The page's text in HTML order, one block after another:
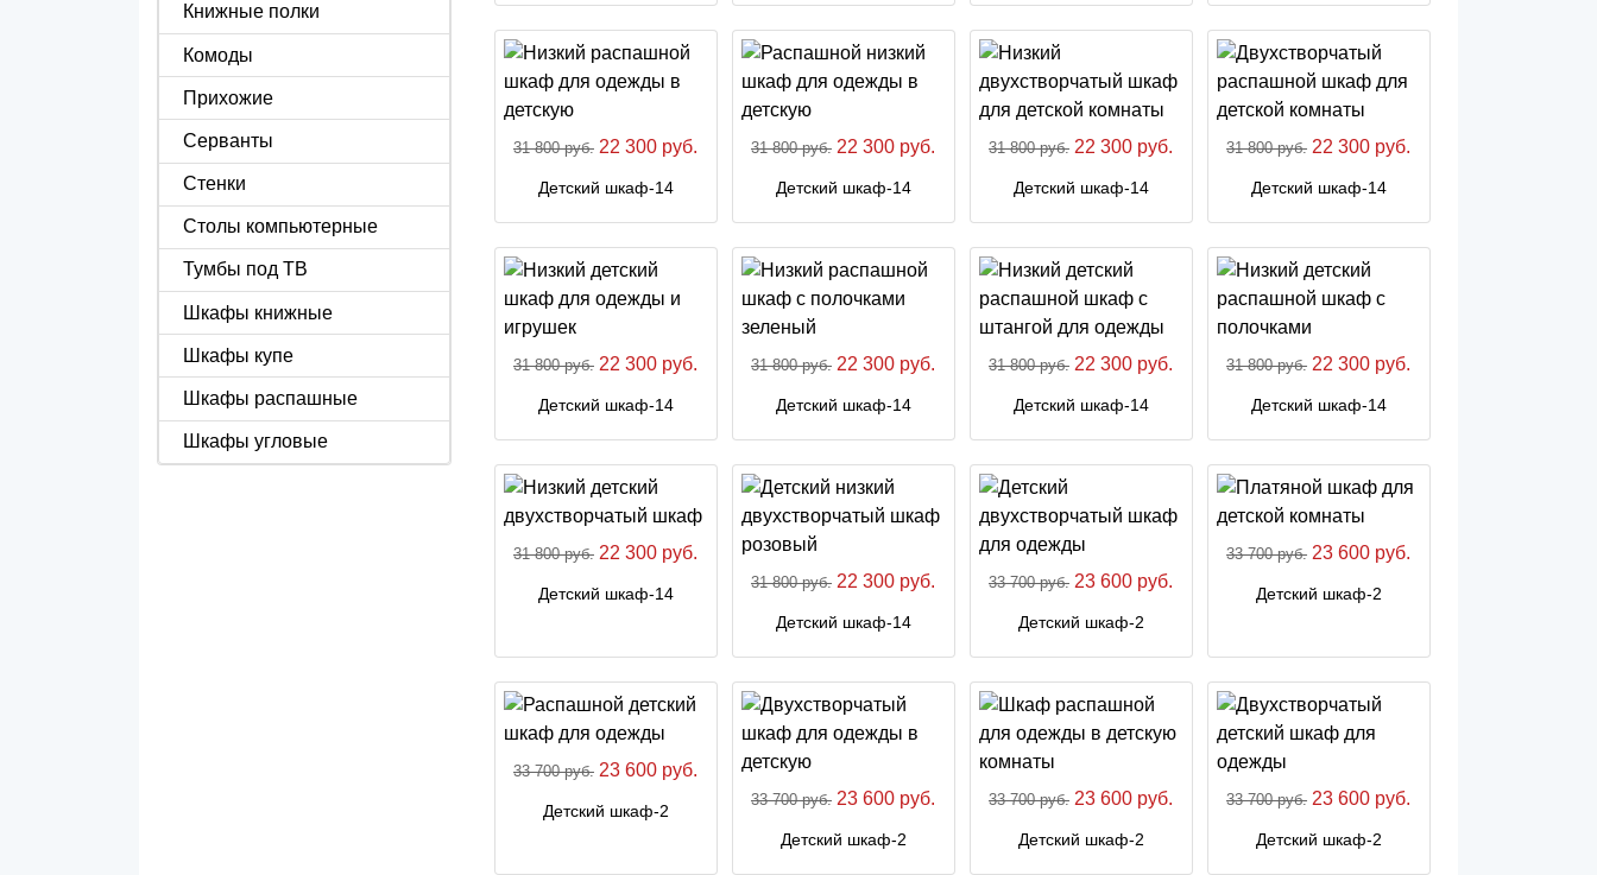
Книжные полки
Комоды
Прихожие
Серванты
Стенки
Столы компьютерные
Тумбы под ТВ
Шкафы книжные
Шкафы купе
Шкафы распашные
Шкафы угловые
31 800 руб. 22 300 руб.
Детский шкаф-14
31 800 руб. 22 300 руб.
Детский шкаф-14
31 800 руб. 22 300 руб.
Детский шкаф-14
31 800 руб. 22 300 руб.
Детский шкаф-14
31 800 руб. 22 300 руб.
Детский шкаф-14
31 800 руб. 22 300 руб.
Детский шкаф-14
31 800 руб. 22 300 руб.
Детский шкаф-14
31 800 руб. 22 300 руб.
Детский шкаф-14
31 800 руб. 22 300 руб.
Детский шкаф-14
31 800 руб. 22 300 руб.
Детский шкаф-14
33 700 руб. 23 600 руб.
Детский шкаф-2
33 700 руб. 23 600 руб.
Детский шкаф-2
33 700 руб. 23 600 руб.
Детский шкаф-2
33 700 руб. 23 600 руб.
Детский шкаф-2
33 700 руб. 23 600 руб.
Детский шкаф-2
33 700 руб. 23 600 руб.
Детский шкаф-2